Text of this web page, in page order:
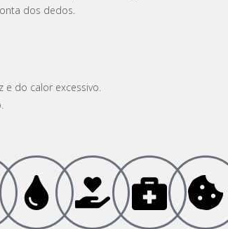
dos dedos.
e do calor excessivo.